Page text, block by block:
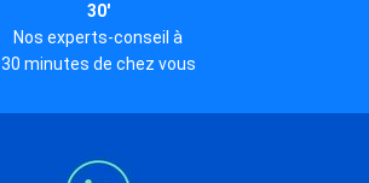
30'
Nos experts-conseil à
30 minutes de chez vous